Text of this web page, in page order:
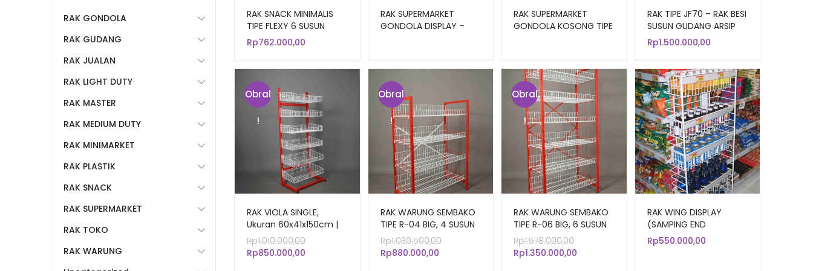
RAK SNACK MINIMALIS
TIPE FLEXY 6 SUSUN
KERANJANG
Rp762.000,00
RAK SUPERMARKET
GONDOLA DISPLAY –
RAK SUPERMARKET
GONDOLA KOSONG TIPE
RAK TIPE JF70 – RAK BESI
SUSUN GUDANG ARSIP
KANTOR SERBAGUNA
Rp1.500.000,00
Obral
!
RAK VIOLA SINGLE,
Ukuran 60x41x150cm |
RAK TOKO DISPLAY
SNACK CHIKI JAJANAN
RINGAN
Rp1.010.000,00
Rp850.000,00
Obral
!
RAK WARUNG SEMBAKO
TIPE R-04 BIG, 4 SUSUN
KERANJANG
Rp1.030.500,00
Rp880.000,00Harga
Obral
!
RAK WARUNG SEMBAKO
TIPE R-06 BIG, 6 SUSUN
KERANJANG
Rp1.578.000,00
aslinya
Rp1.350.000,00
RAK WING DISPLAY
(SAMPING END
GONDOLA) TIPE ST-12
RAJA RAK
Rp550.000,00
RAK GONDOLA
RAK GUDANG
RAK JUALAN
RAK LIGHT DUTY
RAK MASTER
RAK MEDIUM DUTY
RAK MINIMARKET
RAK PLASTIK
RAK SNACK
RAK SUPERMARKET
RAK TOKO
RAK WARUNG